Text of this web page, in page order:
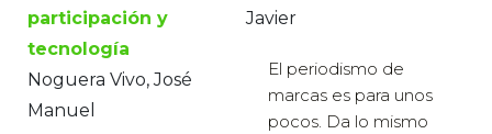
participación y
tecnología
Noguera Vivo, José
Manuel
Javier
El periodismo de
marcas es para unos
pocos. Da lo mismo